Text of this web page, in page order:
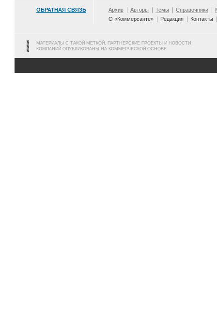
ОБРАТНАЯ СВЯЗЬ Архив Авторы Темы Справочники
О «Коммерсанте»
Редакция Контакты
МАТЕРИАЛЫ С ТАКОЙ МЕТКОЙ, ПАРТНЕРСКИЕ ПРОЕКТЫ И НОВОСТИ
КОМПАНИЙ ОПУБЛИКОВАНЫ НА КОММЕРЧЕСКОЙ ОСНОВЕ